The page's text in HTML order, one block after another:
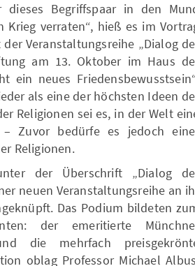
dieses Begriffspaar in den
verraten“, hieß es im
Veranstaltungsreihe „Dialog
am 13. Oktober im Haus
ein neues
als eine der höchsten Ideen
Religionen sei es, in der Welt
Zuvor bedürfe es jedoch
Religionen.
der Überschrift „Dialog
neuen Veranstaltungsreihe an
Das Podium bildeten
der emeritierte
die mehrfach
oblag Professor Michael